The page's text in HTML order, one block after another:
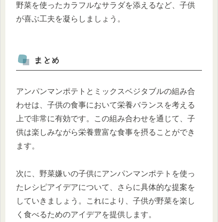
野菜を使ったカラフルなサラダを添えるなど、子供
が喜ぶ工夫を凝らしましょう。
まとめ
アンパンマンポテトとミックスベジタブルの組み合
わせは、子供の食事において栄養バランスを考える
上で非常に有効です。この組み合わせを通じて、子
供は楽しみながら栄養豊富な食事を摂ることができ
ます。
次に、野菜嫌いの子供にアンパンマンポテトを使っ
たレシピアイデアについて、さらに具体的な提案を
していきましょう。これにより、子供が野菜を楽し
く食べるためのアイデアを提供します。